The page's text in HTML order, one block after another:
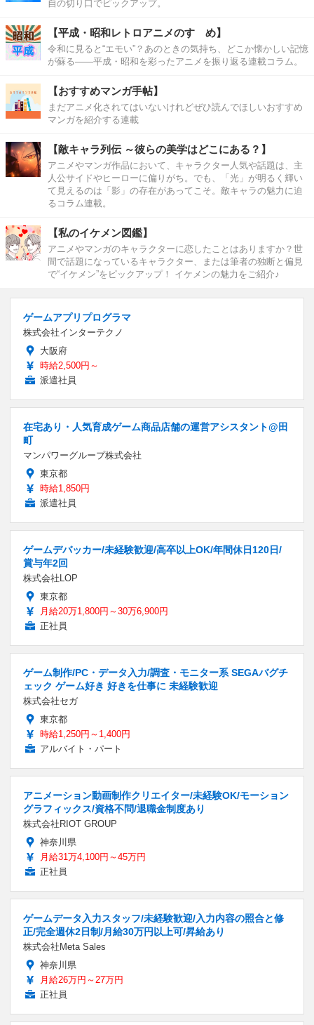
自の切り口でピックアップ。
【平成・昭和レトロアニメのすゝめ】
令和に見ると“エモい”？あのときの気持ち、どこか懐かしい記憶
が蘇る――平成・昭和を彩ったアニメを振り返る連載コラム。
【おすすめマンガ手帖】
まだアニメ化されてはいないけれどぜひ読んでほしいおすすめ
マンガを紹介する連載
【敵キャラ列伝 ～彼らの美学はどこにある？】
アニメやマンガ作品において、キャラクター人気や話題は、主
人公サイドやヒーローに偏りがち。でも、「光」が明るく輝い
て見えるのは「影」の存在があってこそ。敵キャラの魅力に迫
るコラム連載。
【私のイケメン図鑑】
アニメやマンガのキャラクターに恋したことはありますか？世
間で話題になっているキャラクター、または筆者の独断と偏見
で“イケメン”をピックアップ！ イケメンの魅力をご紹介♪
ゲームアプリプログラマ
株式会社インターテクノ
大阪府
時給2,500円～
派遣社員
在宅あり・人気育成ゲーム商品店舗の運営アシスタント@田
町
マンパワーグループ株式会社
東京都
時給1,850円
派遣社員
ゲームデバッカー/未経験歓迎/高卒以上OK/年間休日120日/
賞与年2回
株式会社LOP
東京都
月給20万1,800円～30万6,900円
正社員
ゲーム制作/PC・データ入力/調査・モニター系 SEGAバグチ
ェック ゲーム好き 好きを仕事に 未経験歓迎
株式会社セガ
東京都
時給1,250円～1,400円
アルバイト・パート
アニメーション動画制作クリエイター/未経験OK/モーション
グラフィックス/資格不問/退職金制度あり
株式会社RIOT GROUP
神奈川県
月給31万4,100円～45万円
正社員
ゲームデータ入力スタッフ/未経験歓迎/入力内容の照合と修
正/完全週休2日制/月給30万円以上可/昇給あり
株式会社Meta Sales
神奈川県
月給26万円～27万円
正社員